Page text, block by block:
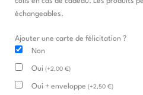
échangeables.
Ajouter une carte de félicitation ?
Non
Oui (+2,00 €)
Oui + enveloppe (+2,50 €)